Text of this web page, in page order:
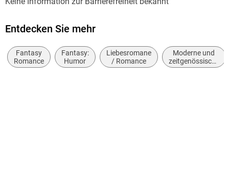
Reihe
Regina Mars
Verlag/Hersteller
Entdecken Sie mehr
Fantasy
Romance
Fantasy:
Humor
Liebesromane
/ Romance
Moderne und
zeitgenössische
Belletristik: